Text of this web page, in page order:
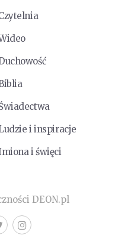
i inspiracje
i święci
DEON.pl